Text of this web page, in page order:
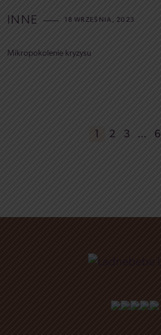
INNE 18 WRZEŚNIA, 2023
Mikropokolenie kryzysu
Nawigacja po wpisach
1 2 3 … 6